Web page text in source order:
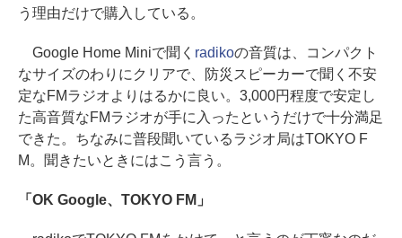
う理由だけで購入している。
Google Home Miniで聞く radikoの音質は、コンパクト
なサイズのわりにクリアで、防災スピーカーで聞く不安
定なFMラジオよりはるかに良い。3,000円程度で安定し
た高音質なFMラジオが手に入ったというだけで十分満足
できた。ちなみに普段聞いているラジオ局はTOKYO F
M。聞きたいときにはこう言う。
「OK Google、TOKYO FM」